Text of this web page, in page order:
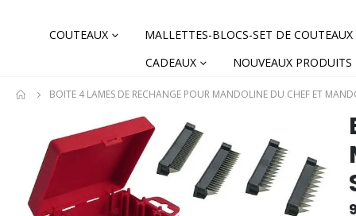
COUTEAUX MALLETTES-BLOCS-SET DE COUTEAUX
CADEAUX
NOUVEAUX PRODUITS
BOITE 4 LAMES DE RECHANGE POUR MANDOLINE DU CHEF ET
Skip